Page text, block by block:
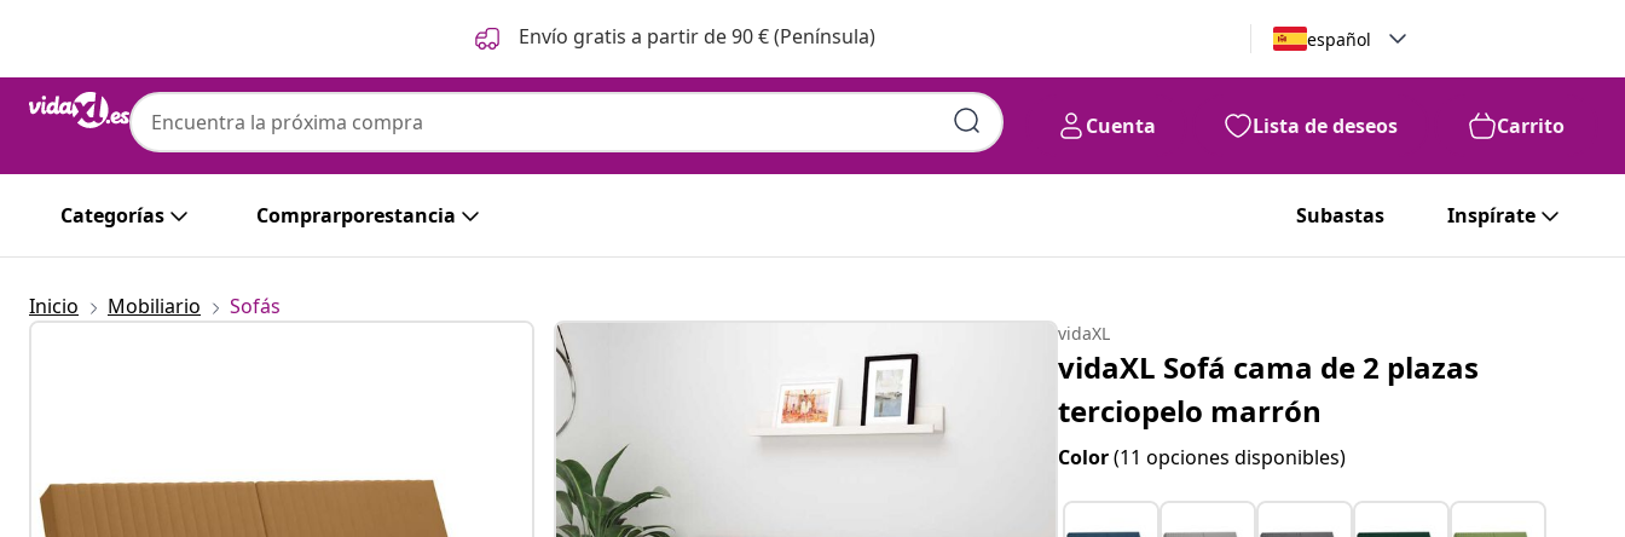
Envío gratis a partir de 90 € (Península) español
Cuenta Lista de deseos Carrito
Categorías Comprarporestancia Subastas Inspírate
Inicio Mobiliario Sofás
vidaXL
vidaXL Sofá cama de 2 plazas
terciopelo marrón
Color(11 opciones disponibles)